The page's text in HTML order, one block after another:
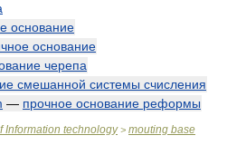
основание
основание
черепа
смешанной системы счисления
— прочное основание реформы
Information technology> mouting base